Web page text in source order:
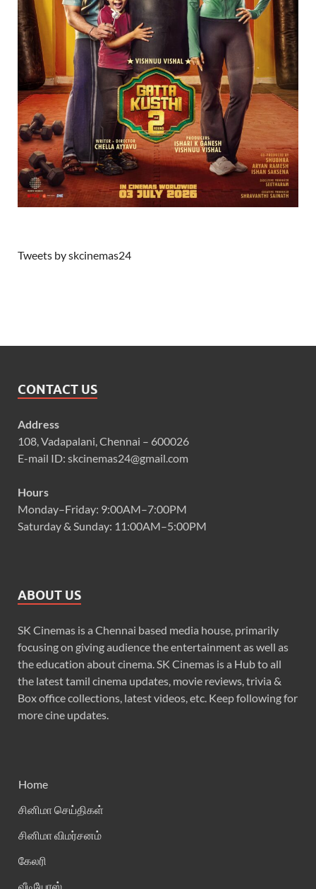
Tweets by skcinemas24
CONTACT US
Address
108, Vadapalani, Chennai – 600026
E-mail ID: skcinemas24@gmail.com
Hours
Monday–Friday: 9:00AM–7:00PM
Saturday & Sunday: 11:00AM–5:00PM
ABOUT US
SK Cinemas is a Chennai based media house, primarily
focusing on giving audience the entertainment as well as
the education about cinema. SK Cinemas is a Hub to all
the latest tamil cinema updates, movie reviews, trivia &
Box office collections, latest videos, etc. Keep following for
more cine updates.
Home
சினிமா செய்திகள்
சினிமா விமர்சனம்
கேலரி
வீடியோஸ்